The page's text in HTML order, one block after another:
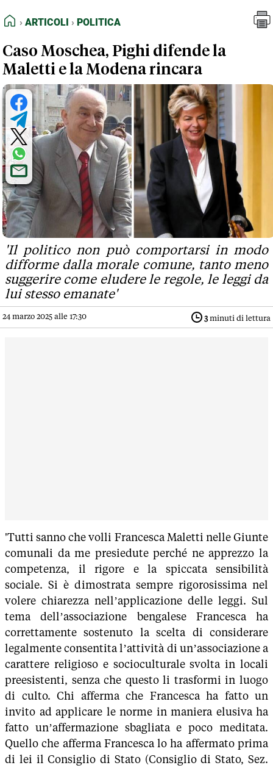
FEED RSS
NORMATIVE DEONTOLOGICHE
TERMINI e CONDIZIONI
HOME
ARTICOLI POLITICA
Caso Moschea, Pighi difende la
Maletti e la Modena rincara
'Il politico non può comportarsi in modo
difforme dalla morale comune, tanto meno
suggerire come eludere le regole, le leggi da
lui stesso emanate'
24 marzo 2025 alle 17:30 3minuti di lettura
'Tutti sanno che volli Francesca Maletti nelle Giunte
comunali da me presiedute perché ne apprezzo la
competenza, il rigore e la spiccata sensibilità
sociale. Si è dimostrata sempre rigorosissima nel
volere chiarezza nell’applicazione delle leggi. Sul
tema dell’associazione bengalese Francesca ha
correttamente sostenuto la scelta di considerare
legalmente consentita l’attività di un’associazione a
carattere religioso e socioculturale svolta in locali
preesistenti, senza che questo li trasformi in luogo
di culto. Chi afferma che Francesca ha fatto un
invito ad applicare le norme in maniera elusiva ha
fatto un’affermazione sbagliata e poco meditata.
Quello che afferma Francesca lo ha affermato prima
di lei il Consiglio di Stato (Consiglio di Stato, Sez.